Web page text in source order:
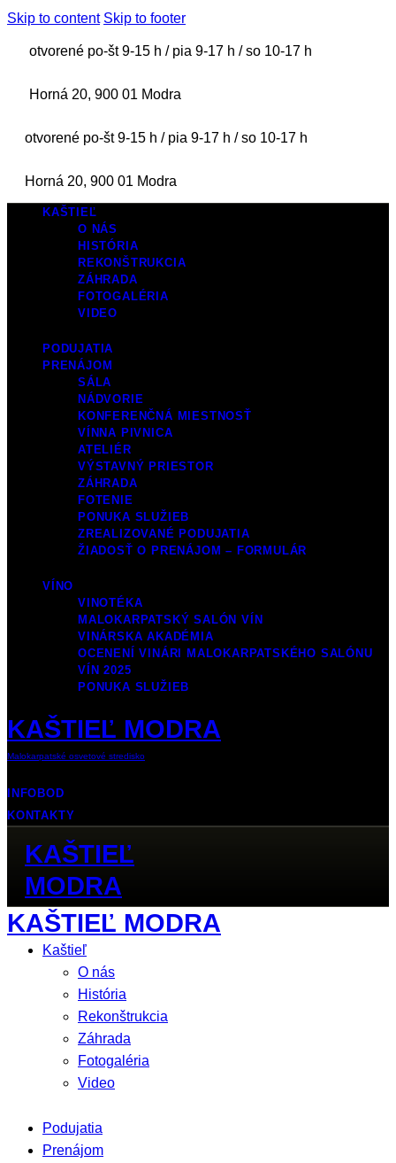
Skip to content Skip to footer
otvorené po-št 9-15 h / pia 9-17 h / so 10-17 h
Horná 20, 900 01 Modra
otvorené po-št 9-15 h / pia 9-17 h / so 10-17 h
Horná 20, 900 01 Modra
KAŠTIEĽ
O NÁS
HISTÓRIA
REKONŠTRUKCIA
ZÁHRADA
FOTOGALÉRIA
VIDEO
PODUJATIA
PRENÁJOM
SÁLA
NÁDVORIE
KONFERENČNÁ MIESTNOSŤ
VÍNNA PIVNICA
ATELIÉR
VÝSTAVNÝ PRIESTOR
ZÁHRADA
FOTENIE
PONUKA SLUŽIEB
ZREALIZOVANÉ PODUJATIA
ŽIADOSŤ O PRENÁJOM – FORMULÁR
VÍNO
VINOTÉKA
MALOKARPATSKÝ SALÓN VÍN
VINÁRSKA AKADÉMIA
OCENENÍ VINÁRI MALOKARPATSKÉHO SALÓNU
VÍN 2025
PONUKA SLUŽIEB
KAŠTIEĽ MODRA
Malokarpatské osvetové stredisko
INFOBOD
KONTAKTY
KAŠTIEĽ
MODRA
KAŠTIEĽ MODRA
Kaštieľ
O nás
História
Rekonštrukcia
Záhrada
Fotogaléria
Video
Podujatia
Prenájom